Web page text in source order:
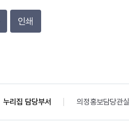
인쇄
누리집 담당부서 의정홍보담당관실